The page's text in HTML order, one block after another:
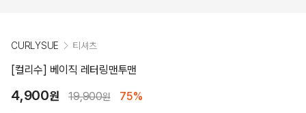
CURLYSUE 티셔츠
[컬리수] 베이직 레터링맨투맨
4,900원 19,900원 75%